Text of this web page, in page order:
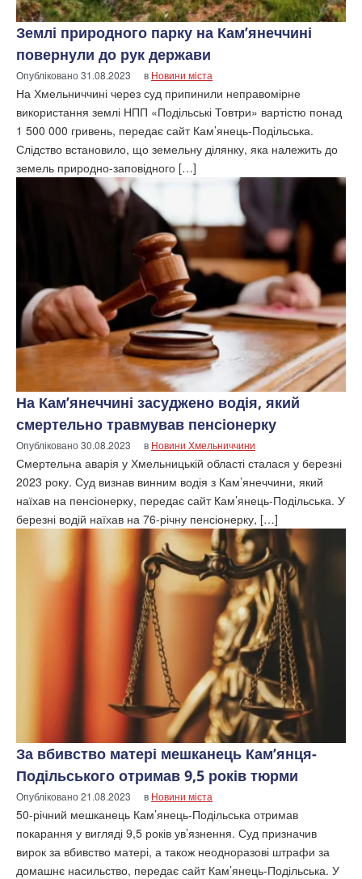
Землі природного парку на Кам’янеччині
повернули до рук держави
Опубліковано31.08.2023 в Новини міста
На Хмельниччині через суд припинили неправомірне
використання землі НПП «Подільські Товтри» вартістю понад
1 500 000 гривень, передає сайт Кам’янець-Подільська.
Слідство встановило, що земельну ділянку, яка належить до
земель природно-заповідного […]
На Кам’янеччині засуджено водія, який
смертельно травмував пенсіонерку
Опубліковано30.08.2023 в Новини Хмельниччини
Смертельна аварія у Хмельницькій області сталася у березні
2023 року. Суд визнав винним водія з Кам’янеччини, який
наїхав на пенсіонерку, передає сайт Кам’янець-Подільська. У
березні водій наїхав на 76-річну пенсіонерку, […]
За вбивство матері мешканець Кам’янця-
Подільського отримав 9,5 років тюрми
Опубліковано21.08.2023 в Новини міста
50-річний мешканець Кам’янець-Подільська отримав
покарання у вигляді 9,5 років ув’язнення. Суд призначив
вирок за вбивство матері, а також неодноразові штрафи за
домашнє насильство, передає сайт Кам’янець-Подільська. У